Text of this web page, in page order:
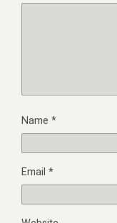
Name *
Email *